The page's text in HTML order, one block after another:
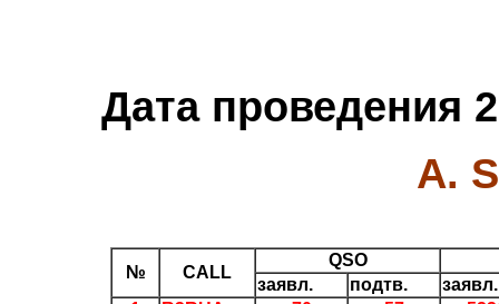
Дата проведения
A.
№ CALL
QSO
заявл.
подтв.
заявл.